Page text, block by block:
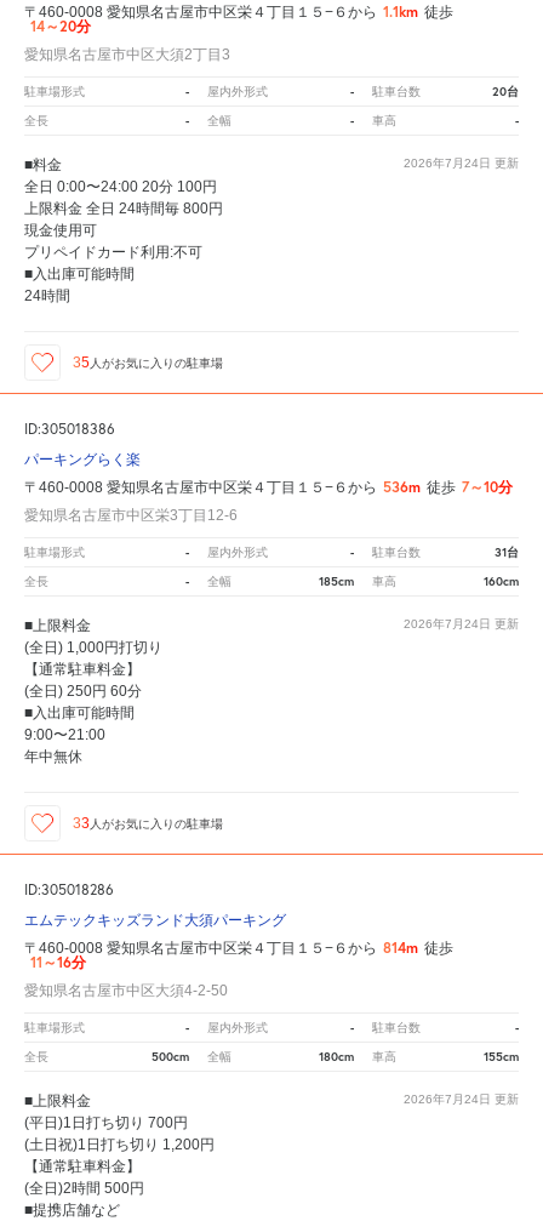
〒460-0008 愛知県名古屋市中区栄４丁目１５−６から 1.1km 徒歩
14～20分
愛知県名古屋市中区大須2丁目3
駐車場形式 - 屋内外形式 - 駐車台数 20台
全長 - 全幅 - 車高 -
2026年7月24日 更新
■料金
全日 0:00〜24:00 20分 100円
上限料金 全日 24時間毎 800円
現金使用可
プリペイドカード利用:不可
■入出庫可能時間
24時間
35 人がお気に入りの駐車場
ID:305018386
パーキングらく楽
〒460-0008 愛知県名古屋市中区栄４丁目１５−６から 536m 徒歩 7～10分
愛知県名古屋市中区栄3丁目12-6
駐車場形式 - 屋内外形式 - 駐車台数 31台
全長 - 全幅 185cm 車高 160cm
2026年7月24日 更新
■上限料金
(全日) 1,000円打切り
【通常駐車料金】
(全日) 250円 60分
■入出庫可能時間
9:00〜21:00
年中無休
33 人がお気に入りの駐車場
ID:305018286
エムテックキッズランド大須パーキング
〒460-0008 愛知県名古屋市中区栄４丁目１５−６から 814m 徒歩
11～16分
愛知県名古屋市中区大須4-2-50
駐車場形式 - 屋内外形式 - 駐車台数 -
全長 500cm 全幅 180cm 車高 155cm
2026年7月24日 更新
■上限料金
(平日)1日打ち切り 700円
(土日祝)1日打ち切り 1,200円
【通常駐車料金】
(全日)2時間 500円
■提携店舗など